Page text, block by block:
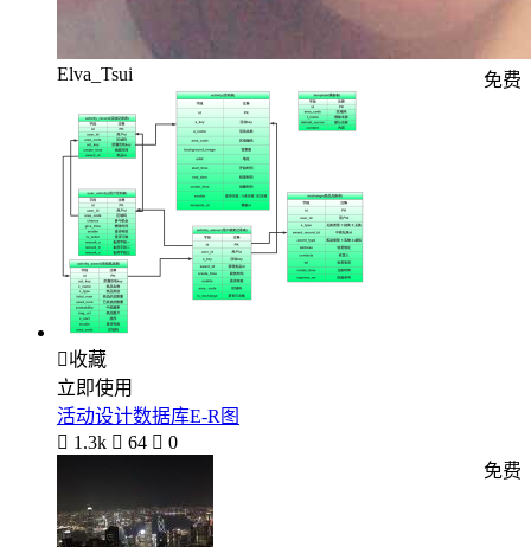
Elva_Tsui 免费
收藏
立即使用
活动设计数据库E-R图
 1.3k  64  0
免费